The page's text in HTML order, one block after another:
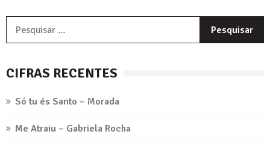
CIFRAS RECENTES
Só tu és Santo – Morada
Me Atraiu – Gabriela Rocha